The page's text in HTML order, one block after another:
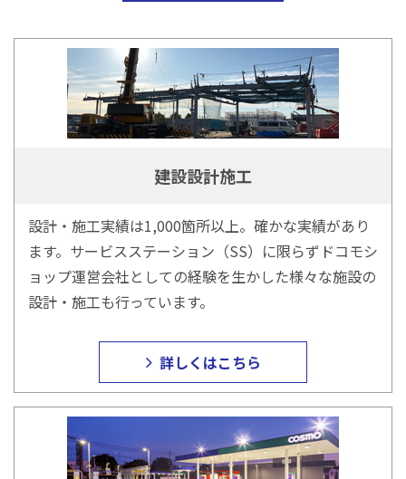
建設設計施工
設計・施工実績は1,000箇所以上。確かな実績があり
ます。サービスステーション（SS）に限らずドコモシ
ョップ運営会社としての経験を生かした様々な施設の
設計・施工も行っています。
詳しくはこちら